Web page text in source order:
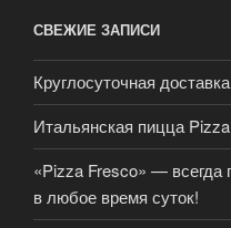
СВЕЖИЕ ЗАПИСИ
Круглосуточная
Итальянская пицца
«Pizza Fresco» — всегда
в любое время суток!